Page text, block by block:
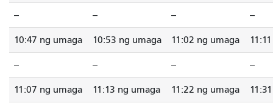
-- -- -- --
10:47 ng umaga 10:53 ng umaga 11:02 ng umaga
-- -- -- --
11:07 ng umaga 11:13 ng umaga 11:22 ng umaga